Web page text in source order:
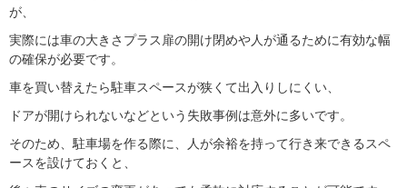
が、
実際には車の大きさプラス扉の開け閉めや人が通るために有効な幅
の確保が必要です。
車を買い替えたら駐車スペースが狭くて出入りしにくい、
ドアが開けられないなどという失敗事例は意外に多いです。
そのため、駐車場を作る際に、人が余裕を持って行き来できるスペ
ースを設けておくと、